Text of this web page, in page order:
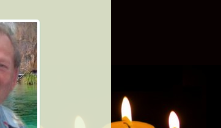
Columbarium
Services Funéraires